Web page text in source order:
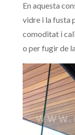
En aquesta
vidre i la fusta
comoditat i
o per fugir de